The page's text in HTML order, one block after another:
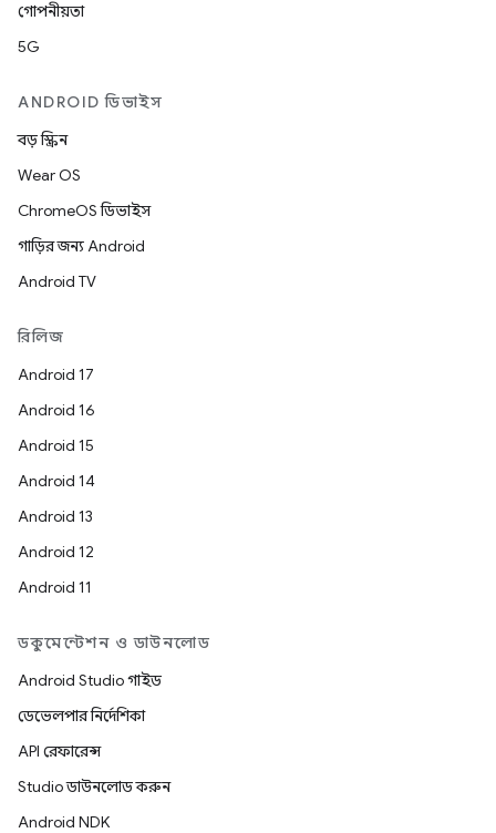
গোপনীয়তা
5G
ANDROID ডিভাইস
বড় স্ক্রিন
Wear OS
ChromeOS ডিভাইস
গাড়ির জন্য Android
Android TV
রিলিজ
Android 17
Android 16
Android 15
Android 14
Android 13
Android 12
Android 11
ডকুমেন্টেশন ও ডাউনলোড
Android Studio গাইড
ডেভেলপার নির্দেশিকা
API রেফারেন্স
Studio ডাউনলোড করুন
Android NDK